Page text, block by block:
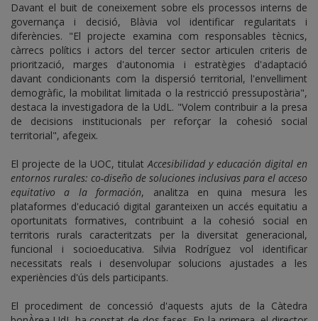
Davant el buit de coneixement sobre els processos interns de
governança i decisió, Blàvia vol identificar regularitats i
diferències. "El projecte examina com responsables tècnics,
càrrecs polítics i actors del tercer sector articulen criteris de
priorització, marges d'autonomia i estratègies d'adaptació
davant condicionants com la dispersió territorial, l'envelliment
demogràfic, la mobilitat limitada o la restricció pressupostària",
destaca la investigadora de la UdL. "Volem contribuir a la presa
de decisions institucionals per reforçar la cohesió social
territorial", afegeix.
El projecte de la UOC, titulatAccesibilidad y educación digital en
entornos rurales: co-diseño de soluciones inclusivas para el acceso
equitativo a la formación, analitza en quina mesura les
plataformes d'educació digital garanteixen un accés equitatiu a
oportunitats formatives, contribuint a la cohesió social en
territoris rurals caracteritzats per la diversitat generacional,
funcional i socioeducativa. Silvia Rodríguez vol identificar
necessitats reals i desenvolupar solucions ajustades a les
experiències d'ús dels participants.
El procediment de concessió d'aquests ajuts de la Càtedra